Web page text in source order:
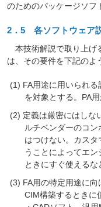
のためのパッケージソフ
2．5 各ソフトウェア
本技術解説で取り上げ
は、その要件を下記のよ
FA用途に用いられ
を対象とする。PA
定義は厳密にはしな
ルチベンダーのコ
はつけない。カス
うことによってエ
ときにすぐ使えるな
FA用の特定用途に
CIM構築するときに